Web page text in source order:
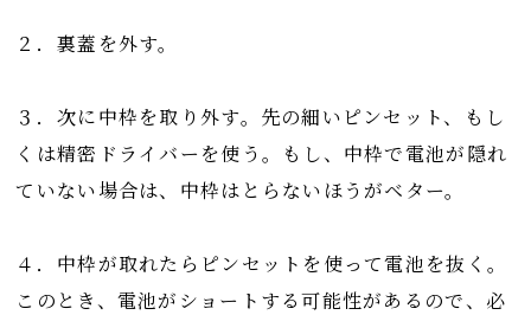
２．裏蓋を外す。
３．次に中枠を取り外す。先の細いピンセット、もし
くは精密ドライバーを使う。もし、中枠で電池が隠れ
ていない場合は、中枠はとらないほうがベター。
４．中枠が取れたらピンセットを使って電池を抜く。
このとき、電池がショートする可能性があるので、必